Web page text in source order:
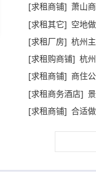
[求租商铺] 萧山
[求租其它] 空地
[求租厂房] 杭州
[求租购商铺] 杭
[求租商铺] 商住
[求租商务酒店]
[求租商铺] 合适